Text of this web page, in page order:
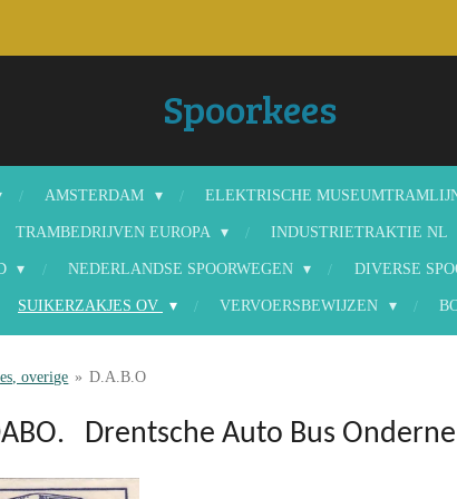
Spoorkees
AMSTERDAM ELEKTRISCHE
TRAMBEDRIJVEN EUROPA INDUSTRIETRAKTIE NL
NEDERLANDSE SPOORWEGEN DIVERSE
SUIKERZAKJES OV VERVOERSBEWIJZEN
overige » D.A.B.O
Drentsche Auto Bus